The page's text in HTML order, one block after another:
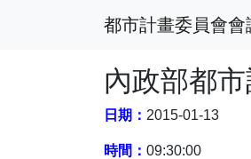
都市計畫委員會
內政部都
日期： 2015-01-13
時間： 09:30:00